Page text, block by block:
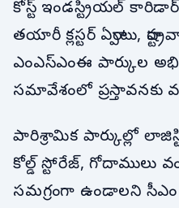
కోస్ట్ ఇండస్ట్రియల్
తయారీ క్లస్టర్ ఏర్పాటు,
ఎంఎస్ఎంఈ పార్కుల
సమావేశంలో ప్రస్తావనకు
పారిశ్రామిక పార్కుల్లో
కోల్డ్ స్టోరేజ్,
సమగ్రంగా ఉండాలని సీఎం